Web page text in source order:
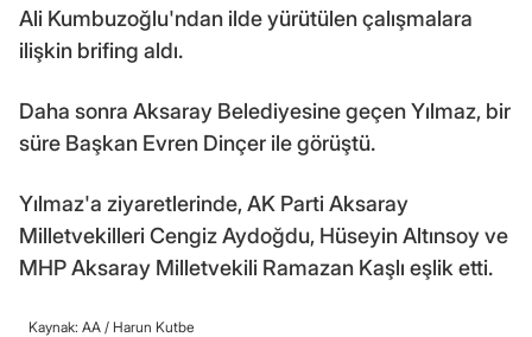
Ali Kumbuzoğlu'ndan ilde yürütülen çalışmalara
ilişkin brifing aldı.
Daha sonra Aksaray Belediyesine geçen Yılmaz, bir
süre Başkan Evren Dinçer ile görüştü.
Yılmaz'a ziyaretlerinde, AK Parti Aksaray
Milletvekilleri Cengiz Aydoğdu, Hüseyin Altınsoy ve
MHP Aksaray Milletvekili Ramazan Kaşlı eşlik etti.
Kaynak: AA / Harun Kutbe